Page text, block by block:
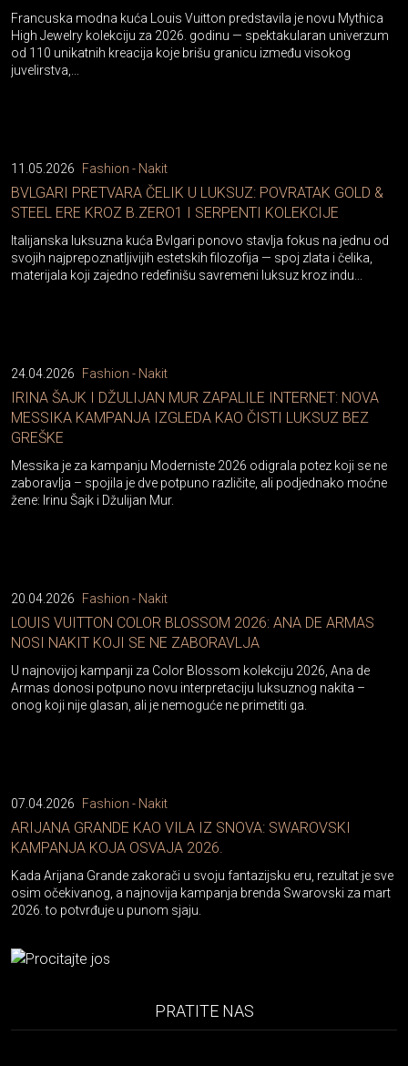
Francuska modna kuća Louis Vuitton predstavila je novu Mythica
High Jewelry kolekciju za 2026. godinu — spektakularan univerzum
od 110 unikatnih kreacija koje brišu granicu između visokog
juvelirstva,...
11.05.2026 Fashion - Nakit
BVLGARI PRETVARA ČELIK U LUKSUZ: POVRATAK GOLD &
STEEL ERE KROZ B.ZERO1 I SERPENTI KOLEKCIJE
Italijanska luksuzna kuća Bvlgari ponovo stavlja fokus na jednu od
svojih najprepoznatljivijih estetskih filozofija — spoj zlata i čelika,
materijala koji zajedno redefinišu savremeni luksuz kroz indu...
24.04.2026 Fashion - Nakit
IRINA ŠAJK I DŽULIJAN MUR ZAPALILE INTERNET: NOVA
MESSIKA KAMPANJA IZGLEDA KAO ČISTI LUKSUZ BEZ
GREŠKE
Messika je za kampanju Moderniste 2026 odigrala potez koji se ne
zaboravlja – spojila je dve potpuno različite, ali podjednako moćne
žene: Irinu Šajk i Džulijan Mur.
20.04.2026 Fashion - Nakit
LOUIS VUITTON COLOR BLOSSOM 2026: ANA DE ARMAS
NOSI NAKIT KOJI SE NE ZABORAVLJA
U najnovijoj kampanji za Color Blossom kolekciju 2026, Ana de
Armas donosi potpuno novu interpretaciju luksuznog nakita –
onog koji nije glasan, ali je nemoguće ne primetiti ga.
07.04.2026 Fashion - Nakit
ARIJANA GRANDE KAO VILA IZ SNOVA: SWAROVSKI
KAMPANJA KOJA OSVAJA 2026.
Kada Arijana Grande zakorači u svoju fantazijsku eru, rezultat je sve
osim očekivanog, a najnovija kampanja brenda Swarovski za mart
2026. to potvrđuje u punom sjaju.
PRATITE NAS